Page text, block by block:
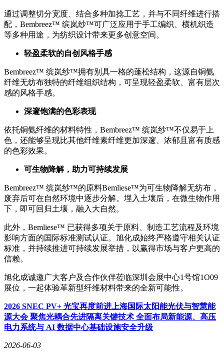
通过调整切分宽度、结合多种加捻工艺，并与不同纤维进行搭
配，Bembreez™ 缤岚纱™可广泛应用于手工编织、横机织造
等多种用途，为纺织设计带来更多创意空间。
轻盈柔软的自创风格手感
Bembreez™ 缤岚纱™拥有别具一格的蓬松结构，这源自铜氨
纤维无纺布独特的纤维组织结构，可呈现轻盈柔软、富有层次
感的风格手感。
深邃饱满的色彩表现
依托铜氨纤维的材料特性，Bembreez™ 缤岚纱™不仅易于上
色，还能够呈现比其他纤维素纤维更加深邃、浓郁且富有质感
的色彩效果。
可生物降解，助力可持续发展
Bembreez™ 缤岚纱™的原料Bemliese™为可生物降解无纺布，
废弃后可在自然环境中逐步分解。埋入土壤后，在微生物作用
下，即可回归土壤，融入大自然。
此外，Bemliese™ 已获得多项关于原料、制造工艺流程及环境
影响方面的国际标准测试认证。旭化成始终严格遵守相关认证
标准，并持续推进可持续发展举措，以赢得市场与客户更高的
信赖。
旭化成诚邀广大客户及合作伙伴莅临深圳会展中心1号馆1O09
展位，一起体验革新型纤维材料带来的全新可能性。
2026 SNEC PV+ 光宝再度前进上海国际太阳能光伏与智慧能
源大会 聚焦光耦合先进隔离关键技术 全面布局新能源、高压
电力系统与 AI 数据中心基础设施安全升级
2026-06-03